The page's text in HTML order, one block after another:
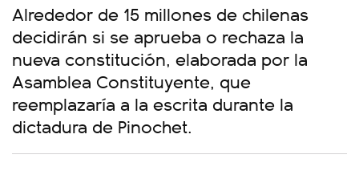
Alrededor de 15 millones de chilenas
decidirán si se aprueba o rechaza la
nueva constitución, elaborada por la
Asamblea Constituyente, que
reemplazaría a la escrita durante la
dictadura de Pinochet.